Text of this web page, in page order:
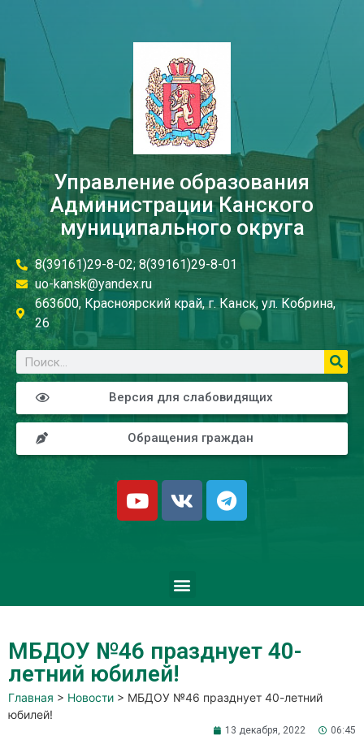
Управление образования
Администрации Канского
муниципального округа
8(39161)29-8-02; 8(39161)29-8-01
uo-kansk@yandex.ru
663600, Красноярский край, г. Канск, ул. Кобрина,
26
Версия для слабовидящих
Обращения граждан
МБДОУ №46 празднует 40-
летний юбилей!
Главная > Новости > МБДОУ №46 празднует 40-летний
юбилей!
13 декабря, 2022 06:45